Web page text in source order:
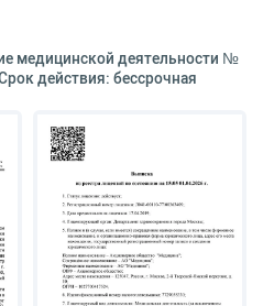
медицинской деятельности №
действия: бессрочная